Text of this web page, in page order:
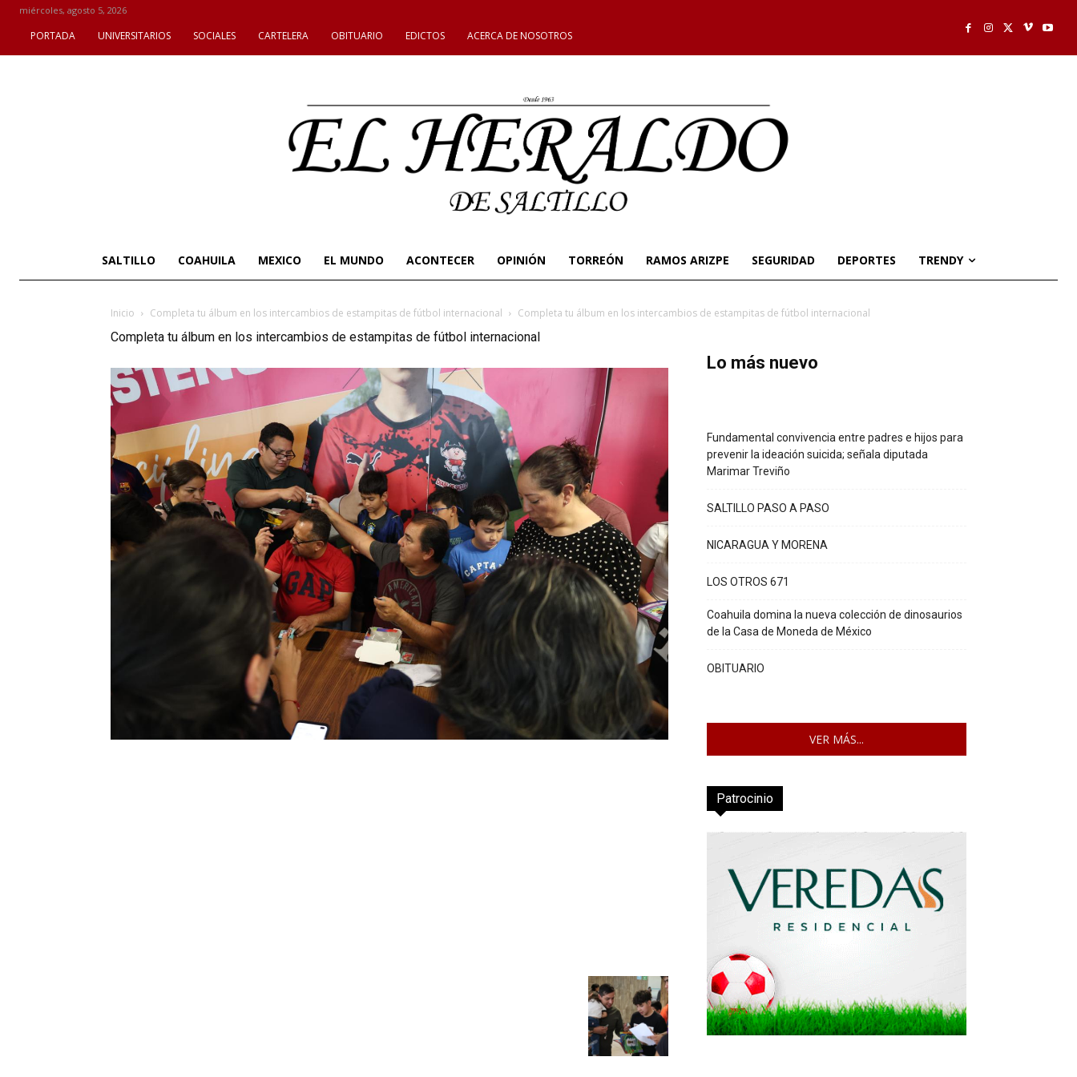
miércoles, agosto 5, 2026
PORTADA UNIVERSITARIOS SOCIALES CARTELERA OBITUARIO EDICTOS ACERCA DE NOSOTROS
SALTILLO COAHUILA MEXICO EL MUNDO ACONTECER OPINIÓN TORREÓN RAMOS ARIZPE SEGURIDAD DEPORTES TRENDY
Inicio Completa tu álbum en los intercambios de estampitas de fútbol internacional Completa tu álbum en los intercambios de estampitas de fútbol internacional
Completa tu álbum en los intercambios de estampitas de fútbol internacional
Lo más nuevo
Fundamental convivencia entre padres e hijos para
prevenir la ideación suicida; señala diputada
Marimar Treviño
SALTILLO PASO A PASO
NICARAGUA Y MORENA
LOS OTROS 671
Coahuila domina la nueva colección de dinosaurios
de la Casa de Moneda de México
OBITUARIO
VER MÁS...
Patrocinio